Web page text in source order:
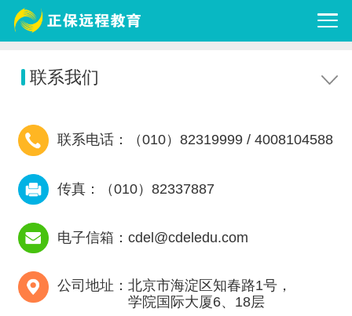
联系我们
联系电话： （010）82319999 /4008104588
传真：（010）82337887
电子信箱：cdel@cdeledu.com
公司地址：北京市海淀区知春路1号，
学院国际大厦6、18层